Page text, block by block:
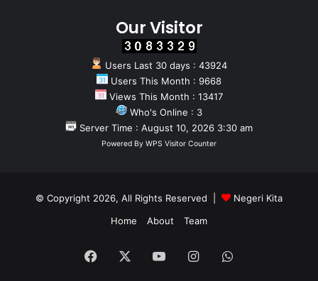
Our Visitor
Users Last 30 days : 43924
Users This Month : 9668
Views This Month : 13417
Who's Online : 3
Server Time : August 10, 2026 3:30 am
Powered By WPS Visitor Counter
© Copyright 2026, All Rights Reserved |
Negeri Kita
Home
About Team
Facebook YouTubeInstagramWhatsApp